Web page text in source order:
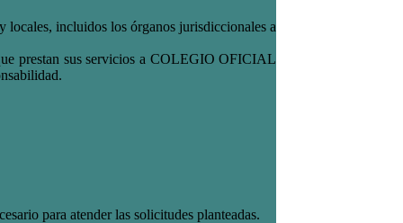
incluidos los órganos jurisdiccionales a
prestan sus servicios a COLEGIO OFICIAL
para atender las solicitudes planteadas.